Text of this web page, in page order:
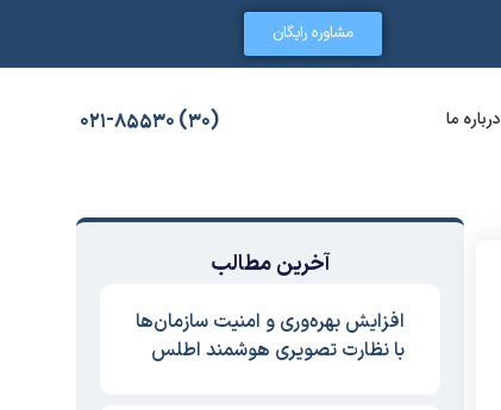
مشاوره رایگان
درباره ما (30) 021-85530
آخرین مطالب
افزایش بهره‌وری و امنیت سازمان‌ها
با نظارت تصویری هوشمند اطلس